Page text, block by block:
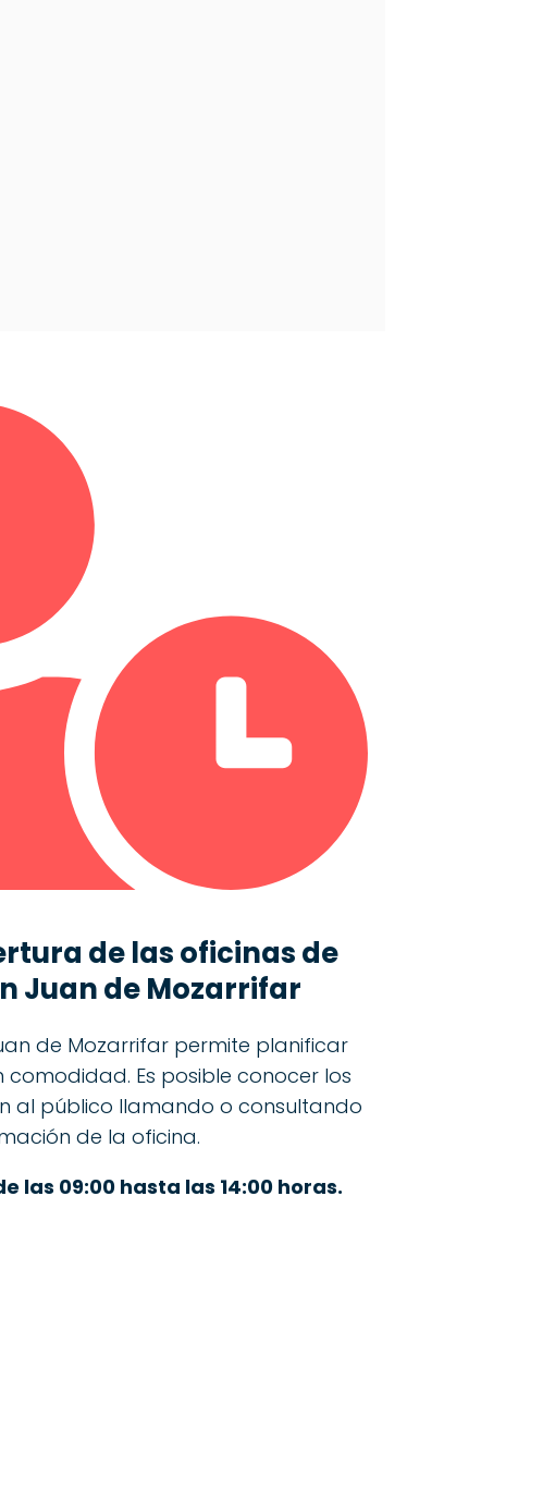
de las oficinas de
Juan de Mozarrifar
de Mozarrifar permite planificar
Es posible conocer los
al público llamando o consultando
de la oficina.
las 09:00 hasta las 14:00 horas.